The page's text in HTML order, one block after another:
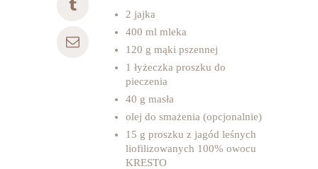
2 jajka
400 ml mleka
120 g mąki pszennej
1 łyżeczka proszku do
pieczenia
40 g masła
olej do smażenia (opcjonalnie)
15 g proszku z jagód leśnych
liofilizowanych 100% owocu
KRESTO